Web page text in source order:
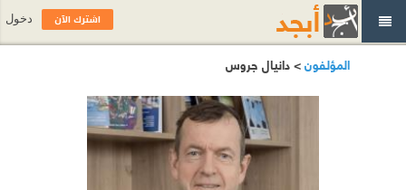
المؤلفون> دانيال جروس
اشترك الآن دخول